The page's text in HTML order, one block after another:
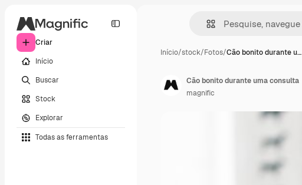
Criar
Início
Buscar
Stock
Explorar
Todas as ferramentas
Início/stock/Fotos/Cão bonito durante u…
Cão bonito durante uma consulta
magnific